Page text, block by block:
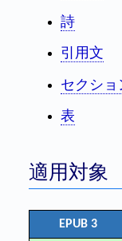
詩
引用文
セクショ
表
適用対象
EPUB 3